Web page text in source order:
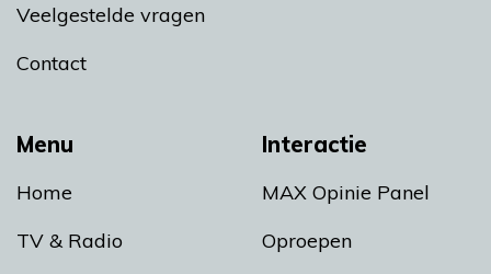
Menu
Home
TV & Radio
Interactie
MAX Opinie Panel
Oproepen
Veelgestelde vragen
Contact